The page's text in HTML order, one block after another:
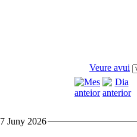
Veure avui
7 Juny 2026